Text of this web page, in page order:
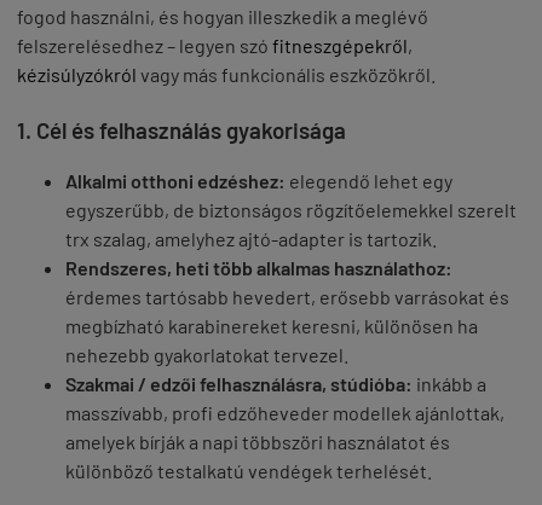
fogod használni, és hogyan illeszkedik a meglévő
felszerelésedhez – legyen szó fitneszgépekről,
kézisúlyzókról vagy más funkcionális eszközökről.
1. Cél és felhasználás gyakorisága
Alkalmi otthoni edzéshez: elegendő lehet egy
egyszerűbb, de biztonságos rögzítőelemekkel szerelt
trx szalag, amelyhez ajtó-adapter is tartozik.
Rendszeres, heti több alkalmas használathoz:
érdemes tartósabb hevedert, erősebb varrásokat és
megbízható karabinereket keresni, különösen ha
nehezebb gyakorlatokat tervezel.
Szakmai / edzői felhasználásra, stúdióba: inkább a
masszívabb, profi edzőheveder modellek ajánlottak,
amelyek bírják a napi többszöri használatot és
különböző testalkatú vendégek terhelését.